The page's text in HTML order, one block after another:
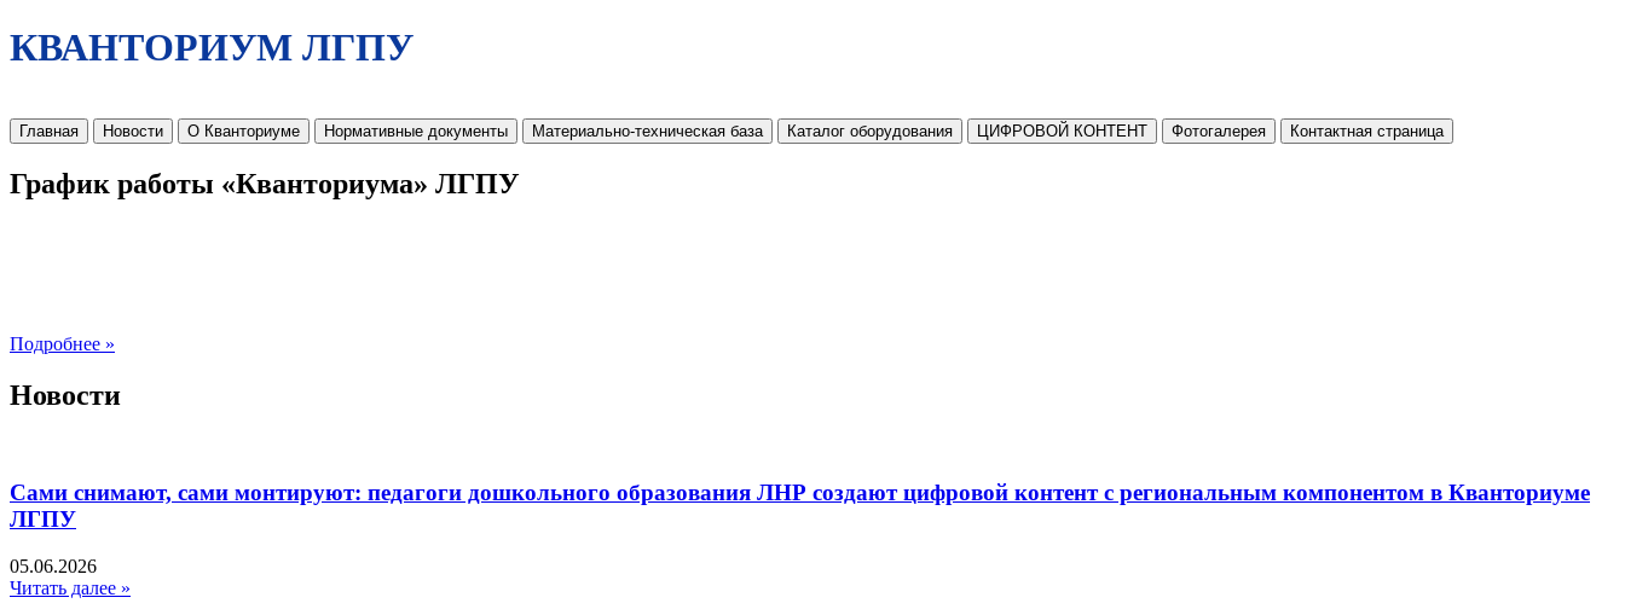
КВАНТОРИУМ ЛГПУ
Главная Новости О Кванториуме Нормативные документы Материально-техническая база Каталог оборудования ЦИФРОВОЙ КОНТЕНТ Фотогалерея Контактная страница
График работы «Кванториума» ЛГПУ
Подробнее »
Новости
Сами снимают, сами монтируют: педагоги дошкольного образования ЛНР создают цифровой контент с региональным компонентом в Кванториуме
ЛГПУ​
05.06.2026
Читать далее »